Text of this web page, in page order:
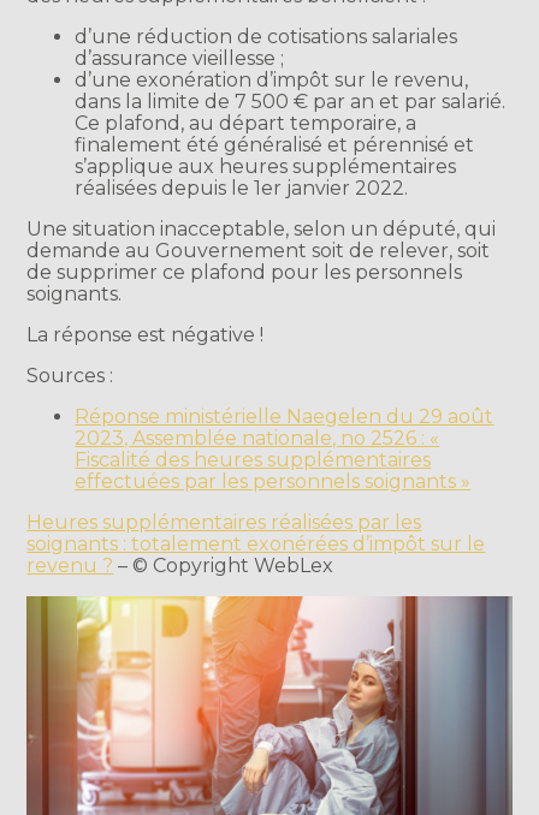
d’une réduction de cotisations salariales
d’assurance vieillesse ;
d’une exonération d’impôt sur le revenu,
dans la limite de 7 500 € par an et par salarié.
Ce plafond, au départ temporaire, a
finalement été généralisé et pérennisé et
s’applique aux heures supplémentaires
réalisées depuis le 1er janvier 2022.
Une situation inacceptable, selon un député, qui
demande au Gouvernement soit de relever, soit
de supprimer ce plafond pour les personnels
soignants.
La réponse est négative !
Sources :
Réponse ministérielle Naegelen du 29 août
2023, Assemblée nationale, no 2526 : «
Fiscalité des heures supplémentaires
effectuées par les personnels soignants »
Heures supplémentaires réalisées par les
soignants : totalement exonérées d’impôt sur le
revenu ? – © Copyright WebLex